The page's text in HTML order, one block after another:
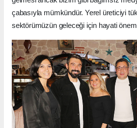
çabasıyla mümkündür. Yerel üreticiyi
sektörümüzün geleceği için hayati önem